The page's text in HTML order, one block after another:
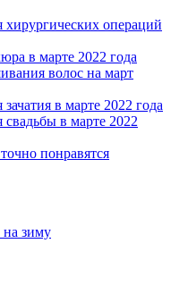
операций
в марте 2022 года
волос на март
в марте 2022 года
в марте 2022
понравятся
зиму